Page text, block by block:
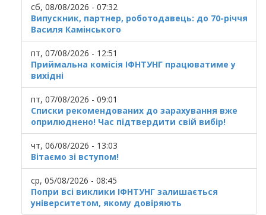
сб, 08/08/2026 - 07:32
Випускник, партнер, роботодавець: до 70-річчя
Василя Камінського
пт, 07/08/2026 - 12:51
Приймальна комісія ІФНТУНГ працюватиме у
вихідні
пт, 07/08/2026 - 09:01
Списки рекомендованих до зарахування вже
оприлюднено! Час підтвердити свій вибір!
чт, 06/08/2026 - 13:03
Вітаємо зі вступом!
ср, 05/08/2026 - 08:45
Попри всі виклики ІФНТУНГ залишається
університетом, якому довіряють